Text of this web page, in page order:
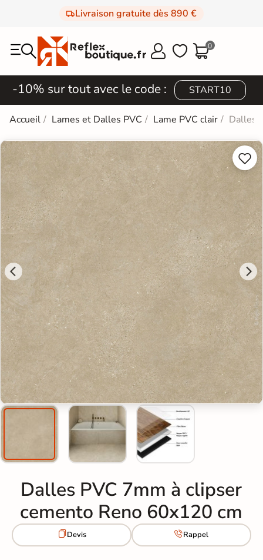
Livraison gratuite dès 890 €
  0
-10% sur tout avec le code : START10
Accueil Lames et Dalles PVC Lame PVC clair Dalles


Dalles PVC 7mm à clipser
cemento Reno 60x120 cm
Devis Rappel